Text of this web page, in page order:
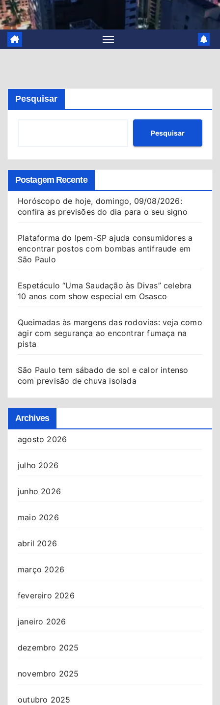
Pesquisar
Pesquisar
Postagem Recente
Horóscopo de hoje, domingo, 09/08/2026:
confira as previsões do dia para o seu signo
Plataforma do Ipem-SP ajuda consumidores a
encontrar postos com bombas antifraude em
São Paulo
Espetáculo “Uma Saudação às Divas” celebra
10 anos com show especial em Osasco
Queimadas às margens das rodovias: veja como
agir com segurança ao encontrar fumaça na
pista
São Paulo tem sábado de sol e calor intenso
com previsão de chuva isolada
Archives
agosto 2026
julho 2026
junho 2026
maio 2026
abril 2026
março 2026
fevereiro 2026
janeiro 2026
dezembro 2025
novembro 2025
outubro 2025